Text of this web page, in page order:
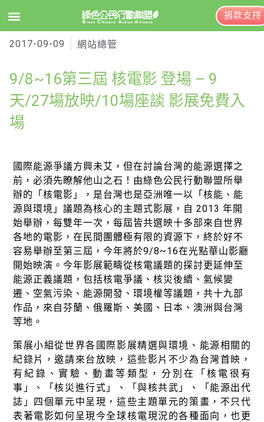
關於綠盟
綠盟簡介
綠盟團隊
聯絡資訊
捐款徵信
年度報告與財報
綠盟倡議
廢除核電
淨零轉型
綠盟觀點
新聞稿及聲明
投書及專欄
EN
捐款支持
2017-09-09 網站總管
9/8~16第三屆 核電影 登場 – 9
天/27場放映/10場座談 影展免費入
場
國際能源爭議方興未艾，但在討論台灣的能源選擇之
前，必須先瞭解他山之石！由綠色公民行動聯盟所舉
辦的「核電影」，是台灣也是亞洲唯一以「核能、能
源與環境」議題為核心的主題式影展，自 2013 年開
始舉辦，每雙年一次，每屆皆共選映十多部來自世界
各地的電影，在民間團體極有限的資源下，終於好不
容易舉辦至第三屆，今年將於9/8~16在光點華山影廳
開始映演。今年影展範疇從核電議題的探討更延伸至
能源正義議題，包括核電爭議、核災後續、氣候變
遷、空氣污染、能源開發、環境權等議題，共十九部
作品，來自芬蘭、俄羅斯、美國、日本、澳洲與台灣
等地。
策展小組從世界各國際影展精選與環境、能源相關的
紀錄片，邀請來台放映，這些影片不少為台灣首映，
有紀錄、實驗、動畫等類型，分別在「核電很有
事」、「核災進行式」、「與核共武」、「能源出代
誌」四個單元中呈現，這些主題單元的策畫，不只代
表著電影如何呈現今全球核電現況的各種面向，也更